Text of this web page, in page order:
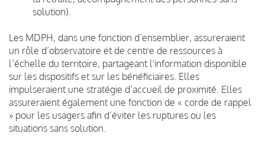
solution).
Les MDPH, dans une fonction d’ensemblier, assureraient
un rôle d’observatoire et de centre de ressources à
l’échelle du territoire, partageant l'information disponible
sur les dispositifs et sur les bénéficiaires. Elles
impulseraient une stratégie d’accueil de proximité. Elles
assureraient également une fonction de « corde de rappel
» pour les usagers afin d’éviter les ruptures ou les
situations sans solution.